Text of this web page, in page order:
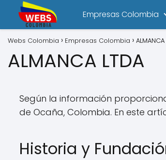
Empresas Colombia
Webs Colombia Empresas Colombia
ALMANCA LTDA
Según la información
de Ocaña, Colombia. En este
Historia y